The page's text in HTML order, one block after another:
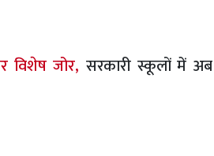
विशेष जोर, सरकारी स्कूलों में